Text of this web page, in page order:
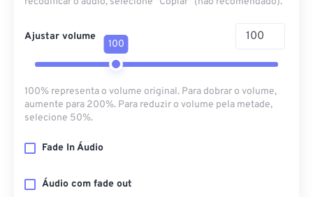
Ajustar volume
100
100% representa o volume original. Para dobrar o volume,
aumente para 200%. Para reduzir o volume pela metade,
selecione 50%.
Fade In Áudio
Áudio com fade out